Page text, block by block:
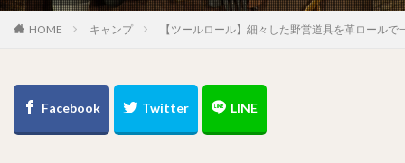
HOME キャンプ 【ツールロール】細々した野営道具を革ロールで